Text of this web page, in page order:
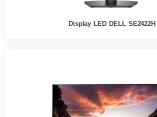
Display LED DELL SE2422H